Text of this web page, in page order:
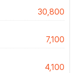
30,800
7,100
4,100